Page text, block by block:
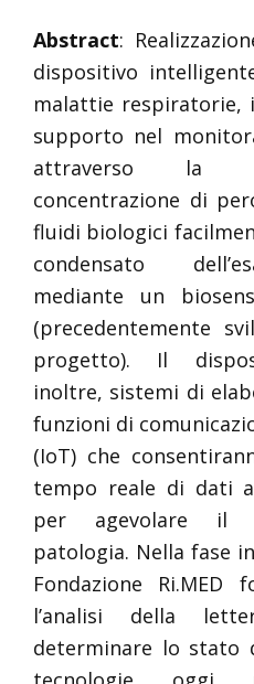
Abstract:
dispositivo
malattie respiratorie,
supporto nel
attraverso la
concentrazione di
fluidi biologici
condensato
mediante un
(precedentemente
progetto). Il
inoltre, sistemi di
funzioni di
(IoT) che
tempo reale di dati
per agevolare il
patologia. Nella fase
Fondazione
l’analisi della
determinare lo stato